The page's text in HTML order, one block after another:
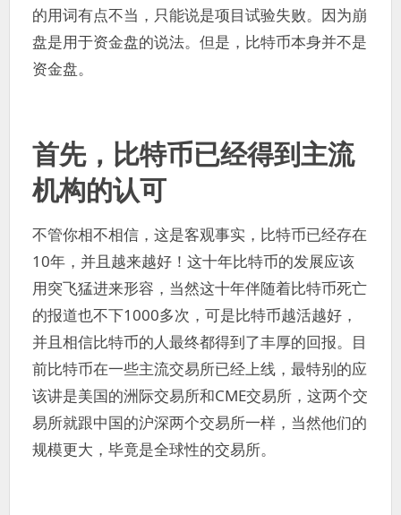
的用词有点不当，只能说是项目试验失败。因为崩
盘是用于资金盘的说法。但是，比特币本身并不是
资金盘。
首先，比特币已经得到主流
机构的认可
不管你相不相信，这是客观事实，比特币已经存在
10年，并且越来越好！这十年比特币的发展应该
用突飞猛进来形容，当然这十年伴随着比特币死亡
的报道也不下1000多次，可是比特币越活越好，
并且相信比特币的人最终都得到了丰厚的回报。目
前比特币在一些主流交易所已经上线，最特别的应
该讲是美国的洲际交易所和CME交易所，这两个交
易所就跟中国的沪深两个交易所一样，当然他们的
规模更大，毕竟是全球性的交易所。